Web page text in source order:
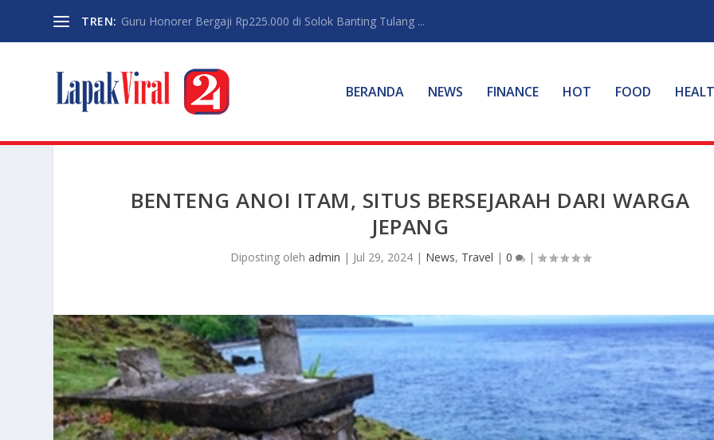
TREN: Guru Honorer Bergaji Rp225.000 di Solok Banting Tulang ...
BERANDA NEWS FINANCE HOT FOOD
BENTENG ANOI ITAM, SITUS BERSEJARAH DARI WARGA
JEPANG
Diposting oleh admin | Jul 29, 2024| News, Travel | 0 |